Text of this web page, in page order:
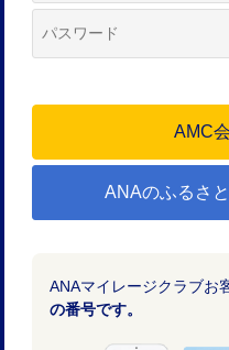
ANAのふるさ
ANAマイレージクラブお
の番号です。